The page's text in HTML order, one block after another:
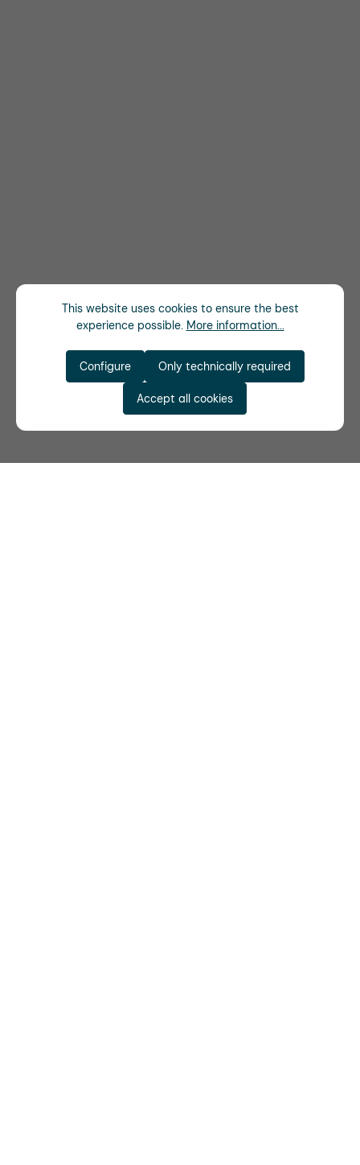
This website uses cookies to ensure the best
experience possible. More information...
Only technically required
Configure
Accept all cookies